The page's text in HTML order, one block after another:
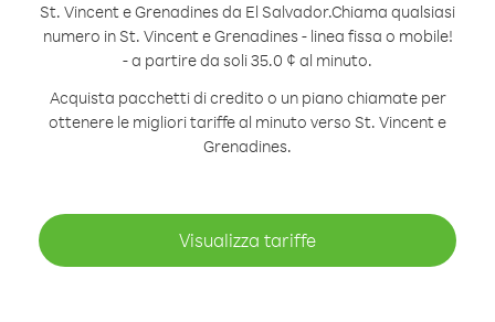
St. Vincent e Grenadines da El Salvador.Chiama qualsiasi
numero in St. Vincent e Grenadines - linea fissa o mobile!
- a partire da soli 35.0 ¢ al minuto.
Acquista pacchetti di credito o un piano chiamate per
ottenere le migliori tariffe al minuto verso St. Vincent e
Grenadines.
Visualizza tariffe